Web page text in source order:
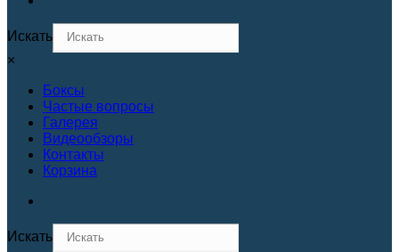
Искать
×
Боксы
Частые вопросы
Галерея
Видеообзоры
Контакты
Корзина
Искать